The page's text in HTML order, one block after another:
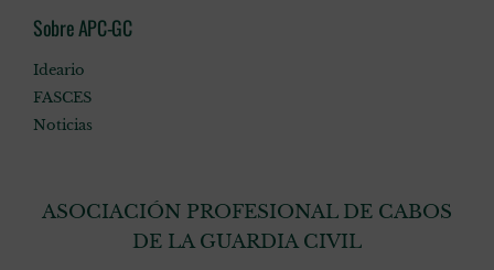
Sobre APC-GC
Ideario
FASCES
Noticias
ASOCIACIÓN PROFESIONAL DE CABOS
DE LA GUARDIA CIVIL